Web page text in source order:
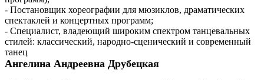
- Постановщик хореографии для мюзиклов, драматических
спектаклей и концертных программ;
- Специалист, владеющий широким спектром танцевальных
стилей: классический, народно-сценический и современный
танец
Ангелина Андреевна Друбецкая